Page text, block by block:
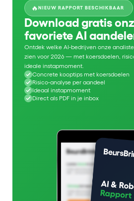
🔥NIEUW RAPPORT BESCHIKBAAR
Download gratis
favoriete AI
Ontdek welke AI-bedrijven onze
zien voor 2026 — met koersdoelen,
ideale instapmoment.
Concrete kooptips met koersdoelen
Risico-analyse per aandeel
Ideaal instapmoment
Direct als PDF in je inbox